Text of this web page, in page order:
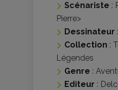
Scénariste :
Pierre>
Dessinateur :
Collection :
Légendes
Genre :
Editeur :